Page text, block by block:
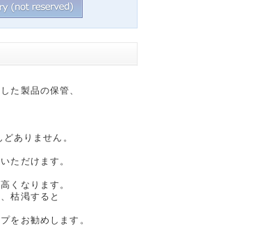
た製品の保管、
ありません。
ただけます。
なります。
枯渇すると
をお勧めします。